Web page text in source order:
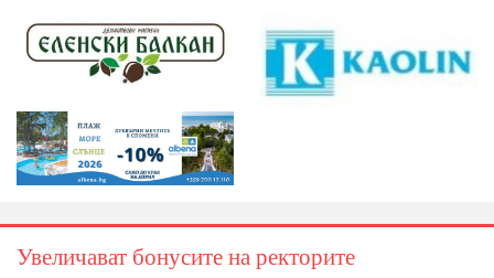
Увеличават бонусите на ректорите